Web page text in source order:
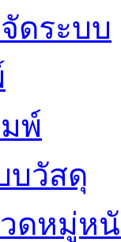
ดระบบ
พ์
บวัสดุ
ดหมู่ห